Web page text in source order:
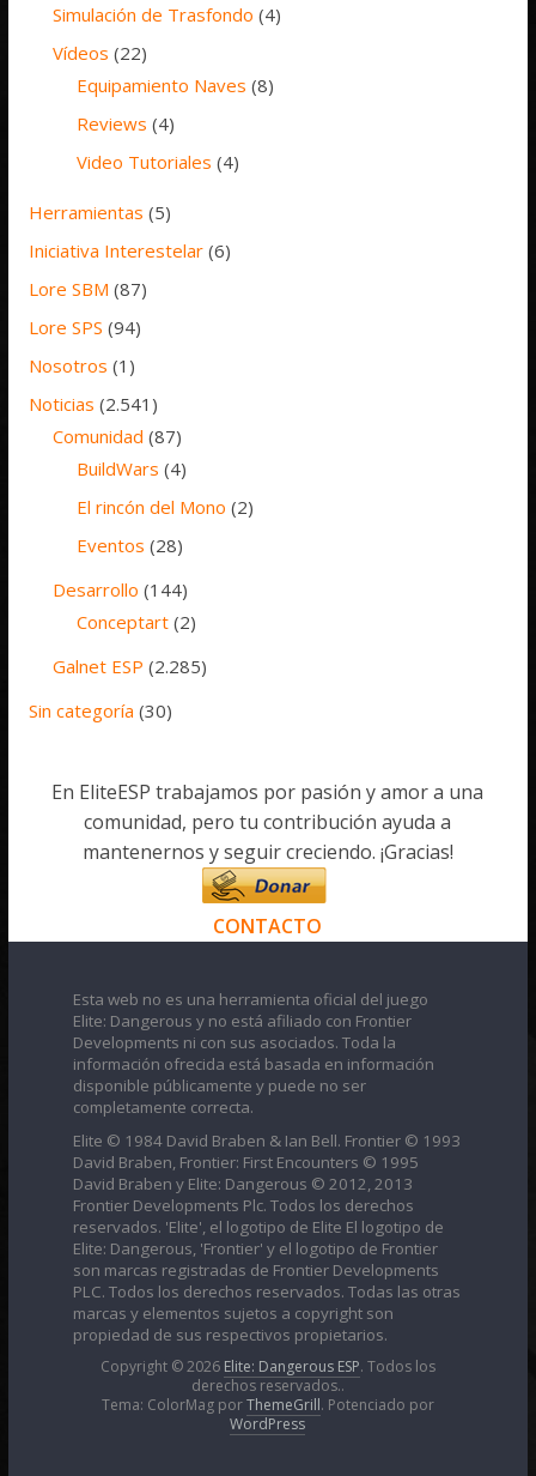
Simulación de Trasfondo (4)
Vídeos (22)
Equipamiento Naves (8)
Reviews (4)
Video Tutoriales (4)
Herramientas (5)
Iniciativa Interestelar (6)
Lore SBM (87)
Lore SPS (94)
Nosotros (1)
Noticias (2.541)
Comunidad (87)
BuildWars (4)
El rincón del Mono (2)
Eventos (28)
Desarrollo (144)
Conceptart (2)
Galnet ESP (2.285)
Sin categoría (30)
En EliteESP trabajamos por pasión y amor a una
comunidad, pero tu contribución ayuda a
mantenernos y seguir creciendo. ¡Gracias!
CONTACTO
Esta web no es una herramienta oficial del juego
Elite: Dangerous y no está afiliado con Frontier
Developments ni con sus asociados. Toda la
información ofrecida está basada en información
disponible públicamente y puede no ser
completamente correcta.
Elite © 1984 David Braben & Ian Bell. Frontier © 1993
David Braben, Frontier: First Encounters © 1995
David Braben y Elite: Dangerous © 2012, 2013
Frontier Developments Plc. Todos los derechos
reservados. 'Elite', el logotipo de Elite El logotipo de
Elite: Dangerous, 'Frontier' y el logotipo de Frontier
son marcas registradas de Frontier Developments
PLC. Todos los derechos reservados. Todas las otras
marcas y elementos sujetos a copyright son
propiedad de sus respectivos propietarios.
Copyright © 2026 Elite: Dangerous ESP. Todos los
derechos reservados..
Tema: ColorMag porThemeGrill. Potenciado por
WordPress